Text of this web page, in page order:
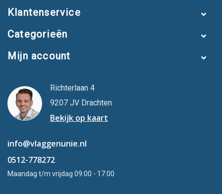
Klantenservice
Categorieën
Mijn account
Richterlaan 4
9207 JV Drachten
Bekijk op kaart
info@vlaggenunie.nl
0512-778272
Maandag t/m vrijdag 09:00 - 17:00